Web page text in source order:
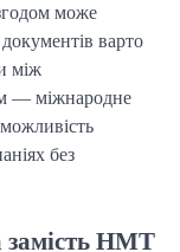
може
варто
між
— міжнародне
без
замість НМТ